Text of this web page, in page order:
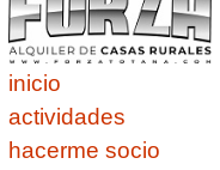
inicio
actividades
hacerme socio